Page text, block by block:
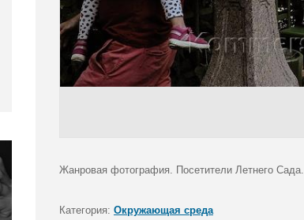
Жанровая фотография. Посетители Летнего Сада.
Категория: Окружающая среда